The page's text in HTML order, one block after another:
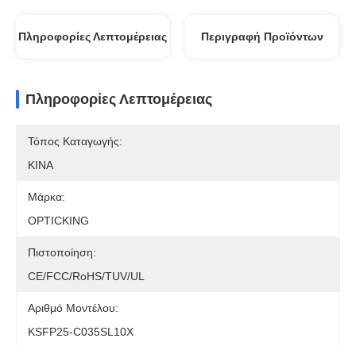
Πληροφορίες Λεπτομέρειας Περιγραφή Προϊόντων
Πληροφορίες Λεπτομέρειας
Τόπος Καταγωγής:
ΚΙΝΑ
Μάρκα:
OPTICKING
Πιστοποίηση:
CE/FCC/RoHS/TUV/UL
Αριθμό Μοντέλου:
KSFP25-C035SL10X